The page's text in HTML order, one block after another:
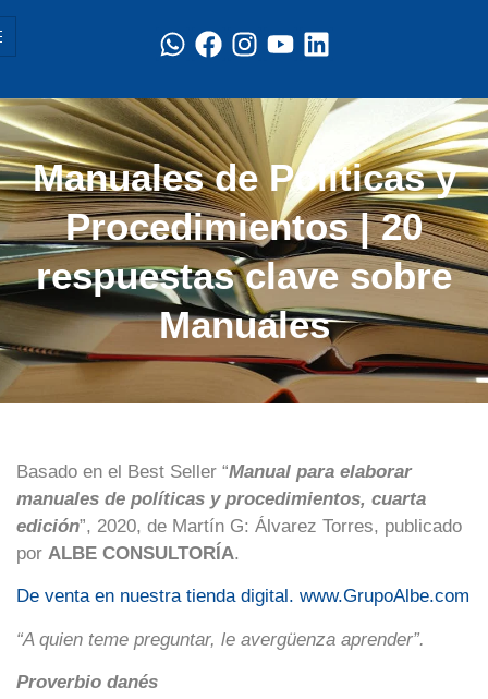
Manuales de Políticas y
Procedimientos | 20
respuestas clave sobre
Manuales
Basado en el Best Seller “Manual para elaborar
manuales de políticas y procedimientos, cuarta
edición”, 2020, de Martín G: Álvarez Torres, publicado
por ALBE CONSULTORÍA.
De venta en nuestra tienda digital. www.GrupoAlbe.com
“A quien teme preguntar, le avergüenza aprender”.
Proverbio danés